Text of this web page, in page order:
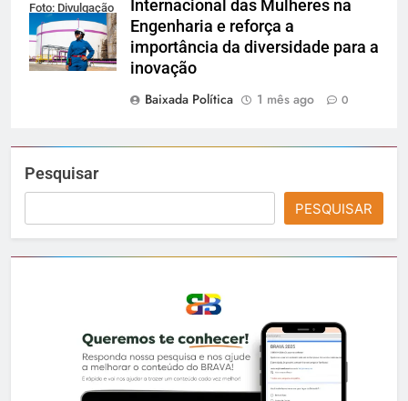
Foto: Divulgação
Internacional das Mulheres na
Engenharia e reforça a
importância da diversidade para a
inovação
Baixada Política
1 mês ago 0
Pesquisar
PESQUISAR